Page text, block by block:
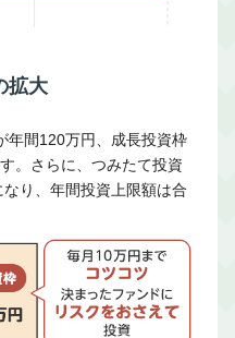
拡大
年間120万円、成長投資枠
。さらに、つみたて投資
り、年間投資上限額は合